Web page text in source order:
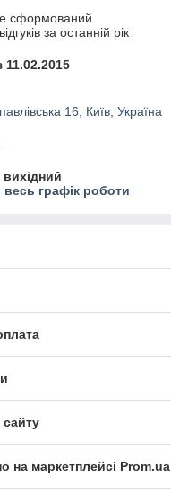
сформований
за останній рік
16, Київ, Україна
вихідний
весь графік роботи
сайту
на маркетплейсі Prom.ua